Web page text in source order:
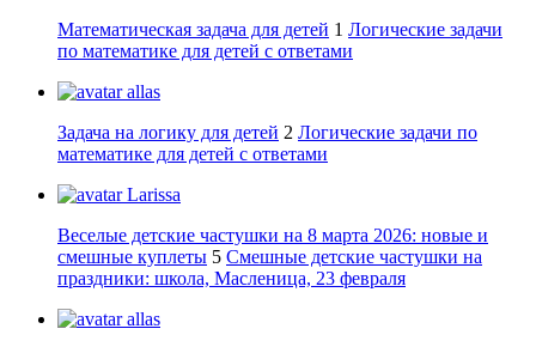
Математическая задача для детей 1 Логические задачи
по математике для детей с ответами
allas
Задача на логику для детей 2 Логические задачи по
математике для детей с ответами
Larissa
Веселые детские частушки на 8 марта 2026: новые и
смешные куплеты 5 Смешные детские частушки на
праздники: школа, Масленица, 23 февраля
allas